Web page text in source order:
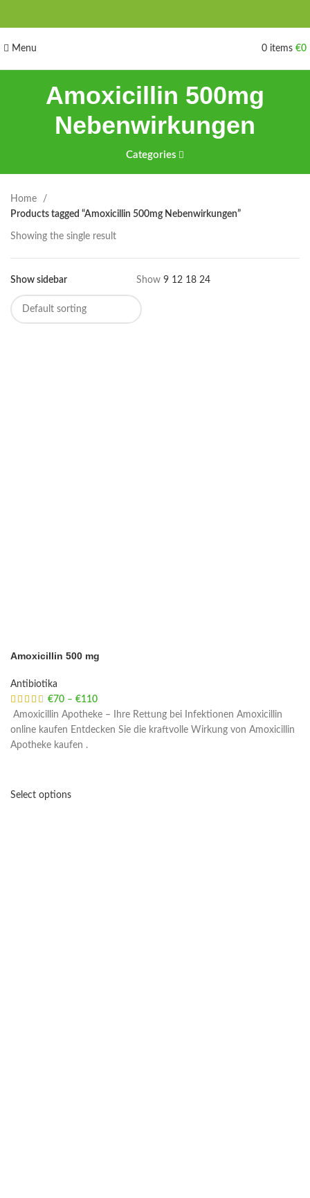
Menu 0 items €0
Amoxicillin 500mg
Nebenwirkungen
Categories
Home
Products tagged “Amoxicillin 500mg Nebenwirkungen”
Showing the single result
Show sidebar Show 9 12 18 24
Amoxicillin 500 mg
Antibiotika
€70 – €110
Amoxicillin Apotheke – Ihre Rettung bei Infektionen Amoxicillin
online kaufen Entdecken Sie die kraftvolle Wirkung von Amoxicillin
Apotheke kaufen .
Select options